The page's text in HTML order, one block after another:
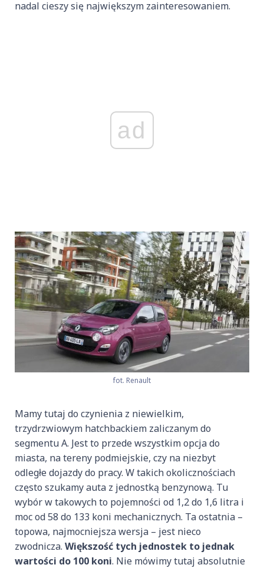
nadal cieszy się największym zainteresowaniem.
ad
fot. Renault
Mamy tutaj do czynienia z niewielkim,
trzydrzwiowym hatchbackiem zaliczanym do
segmentu A. Jest to przede wszystkim opcja do
miasta, na tereny podmiejskie, czy na niezbyt
odległe dojazdy do pracy. W takich okolicznościach
często szukamy auta z jednostką benzynową. Tu
wybór w takowych to pojemności od 1,2 do 1,6 litra i
moc od 58 do 133 koni mechanicznych. Ta ostatnia –
topowa, najmocniejsza wersja – jest nieco
zwodnicza. Większość tych jednostek to jednak
wartości do 100 koni. Nie mówimy tutaj absolutnie